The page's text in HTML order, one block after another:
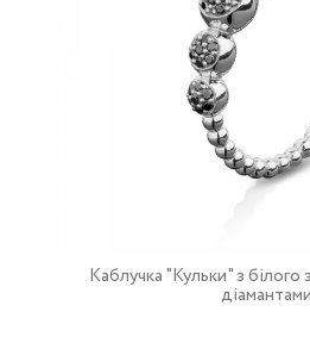
Каблучка "Кульки" з
діамантами